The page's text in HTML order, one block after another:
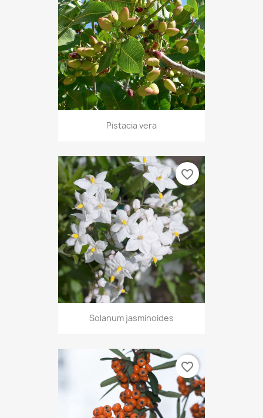
Pistacia vera
Solanum jasminoides
favorite_border
favorite_border